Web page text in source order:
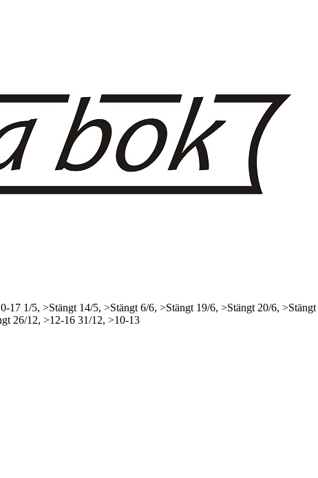
17 1/5, >Stängt 14/5, >Stängt 6/6, >Stängt 19/6, >Stängt 20/6, >Stängt
26/12, >12-16 31/12, >10-13